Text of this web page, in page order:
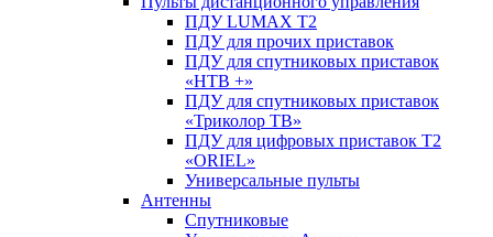
ПДУ LUMAX Т2
ПДУ для прочих приставок
ПДУ для спутниковых приставок
«НТВ +»
ПДУ для спутниковых приставок
«Триколор ТВ»
ПДУ для цифровых приставок Т2
«ORIEL»
Универсальные пульты
Антенны
Спутниковые